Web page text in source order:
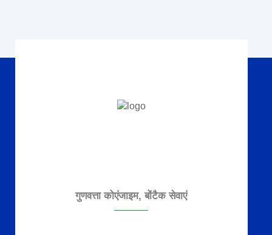
गुणवत्ता कोएंजाइम, बोंटैक सेवाएं